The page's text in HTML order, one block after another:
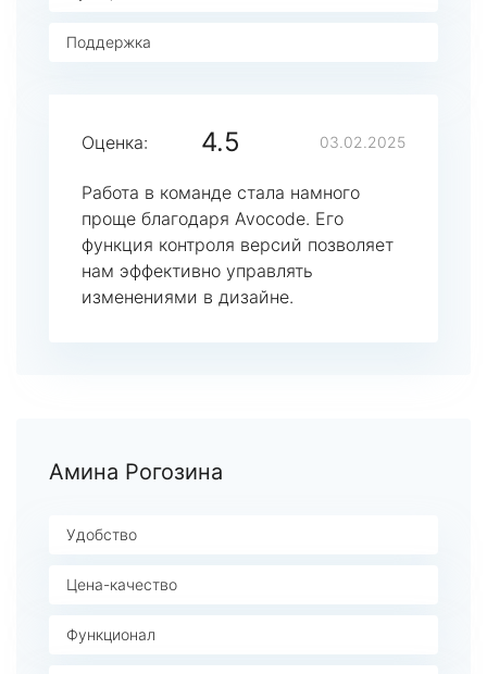
Поддержка
Оценка: 4.5 03.02.2025
Работа в команде стала намного
проще благодаря Avocode. Его
функция контроля версий позволяет
нам эффективно управлять
изменениями в дизайне.
Амина Рогозина
Удобство
Цена-качество
Функционал